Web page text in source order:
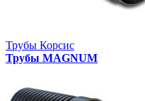
Трубы Корсис
Трубы MAGNUM